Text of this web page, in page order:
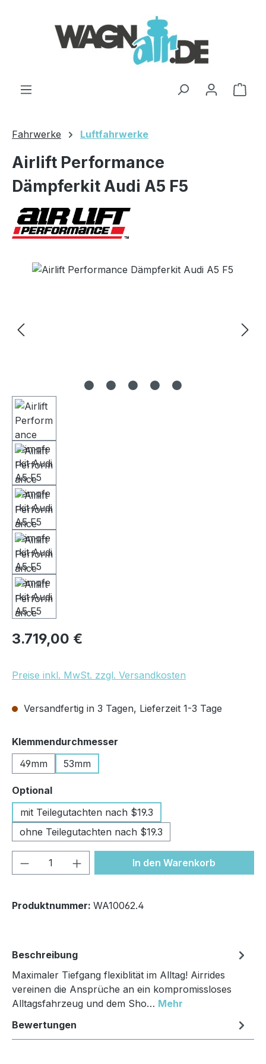
Fahrwerke Luftfahrwerke
Airlift Performance
Dämpferkit Audi A5 F5
Bildergalerie überspringen
Regulärer Preis:
3.719,00 €
Preise inkl. MwSt. zzgl. Versandkosten
Versandfertig in 3 Tagen, Lieferzeit 1-3 Tage
Klemmendurchmesser
49mm
53mm
Optionalauswählen
mit Teilegutachten nach $19.3
ohne Teilegutachten nach $19.3
Produkt Anzahl: Gib denIn den Warenkorb
Produktnummer: WA10062.4
Beschreibung
Maximaler Tiefgang flexiblität im Alltag! Airrides
vereinen die Ansprüche an ein kompromissloses
Alltagsfahrzeug und dem Sho… Mehr
Bewertungen